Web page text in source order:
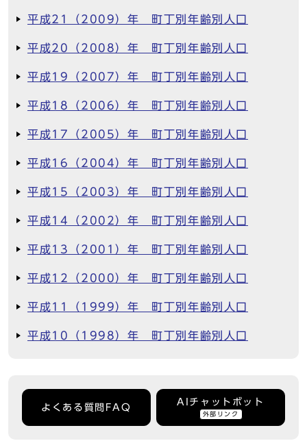
平成21（2009）年 町丁別年齢別人口
平成20（2008）年 町丁別年齢別人口
平成19（2007）年 町丁別年齢別人口
平成18（2006）年 町丁別年齢別人口
平成17（2005）年 町丁別年齢別人口
平成16（2004）年 町丁別年齢別人口
平成15（2003）年 町丁別年齢別人口
平成14（2002）年 町丁別年齢別人口
平成13（2001）年 町丁別年齢別人口
平成12（2000）年 町丁別年齢別人口
平成11（1999）年 町丁別年齢別人口
平成10（1998）年 町丁別年齢別人口
よくある質問FAQ
AIチャットボット
外部リンク